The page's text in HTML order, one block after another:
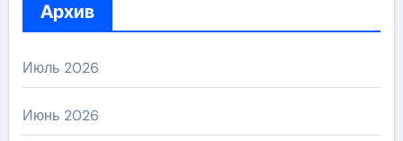
Архив
Июль 2026
Июнь 2026